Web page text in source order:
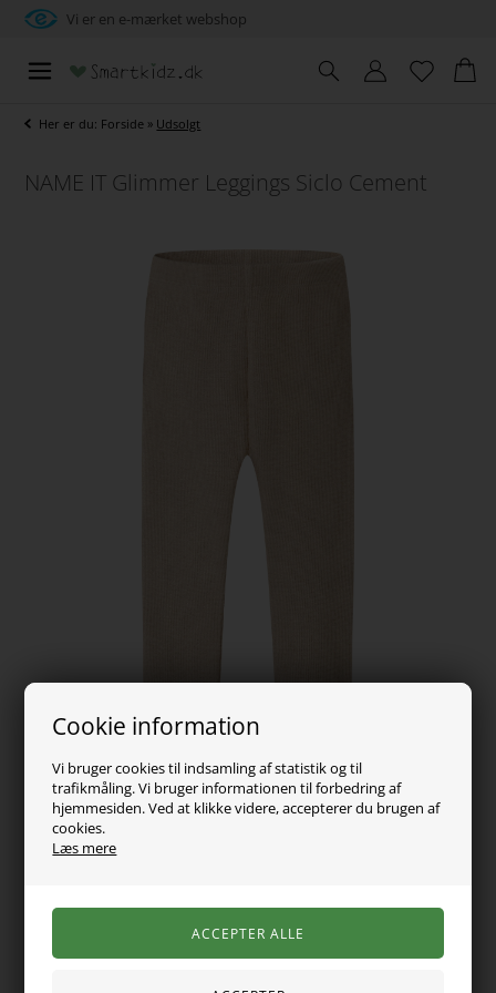
Cookie information
Vi bruger cookies til indsamling af statistik og til
trafikmåling. Vi bruger informationen til forbedring af
hjemmesiden. Ved at klikke videre, accepterer du brugen af
cookies.
Læs mere
Vi er en e-mærket webshop
Her er du: Forside » Udsolgt
NAME IT Glimmer Leggings Siclo Cement
129,00
Vælg Størrelse